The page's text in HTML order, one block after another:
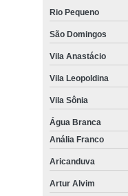
Rio Pequeno
São Domingos
Vila Anastácio
Vila Leopoldina
Vila Sônia
Água Branca
Anália Franco
Aricanduva
Artur Alvim